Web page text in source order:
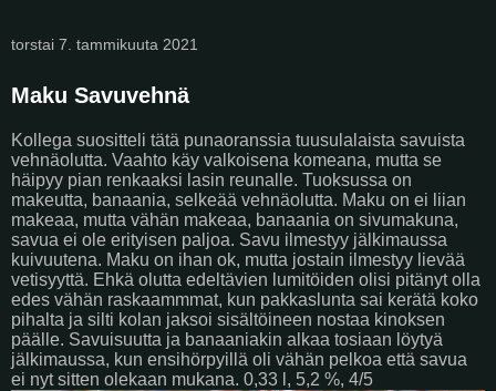
torstai 7. tammikuuta 2021
Maku Savuvehnä
Kollega suositteli tätä punaoranssia tuusulalaista savuista
vehnäolutta. Vaahto käy valkoisena komeana, mutta se
häipyy pian renkaaksi lasin reunalle. Tuoksussa on
makeutta, banaania, selkeää vehnäolutta. Maku on ei liian
makeaa, mutta vähän makeaa, banaania on sivumakuna,
savua ei ole erityisen paljoa. Savu ilmestyy jälkimaussa
kuivuutena. Maku on ihan ok, mutta jostain ilmestyy lievää
vetisyyttä. Ehkä olutta edeltävien lumitöiden olisi pitänyt olla
edes vähän raskaammmat, kun pakkaslunta sai kerätä koko
pihalta ja silti kolan jaksoi sisältöineen nostaa kinoksen
päälle. Savuisuutta ja banaaniakin alkaa tosiaan löytyä
jälkimaussa, kun ensihörpyillä oli vähän pelkoa että savua
ei nyt sitten olekaan mukana. 0,33 l, 5,2 %, 4/5